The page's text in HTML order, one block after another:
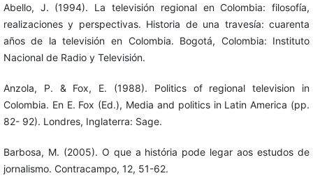
Abello, J. (1994). La televisión regional en Colombia: filosofía,
realizaciones y perspectivas. Historia de una travesía: cuarenta
años de la televisión en Colombia. Bogotá, Colombia: Instituto
Nacional de Radio y Televisión.
Anzola, P. & Fox, E. (1988). Politics of regional television in
Colombia. En E. Fox (Ed.), Media and politics in Latin America (pp.
82- 92). Londres, Inglaterra: Sage.
Barbosa, M. (2005). O que a história pode legar aos estudos de
jornalismo. Contracampo, 12, 51-62.